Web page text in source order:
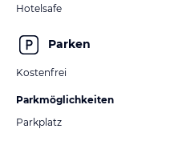
Hotelsafe
Parken
Kostenfrei
Parkmöglichkeiten
Parkplatz